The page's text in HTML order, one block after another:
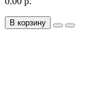
В корзину